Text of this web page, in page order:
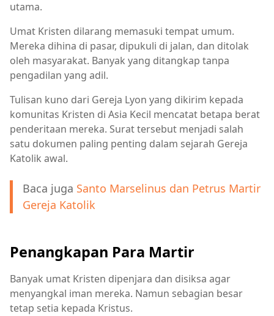
utama.
Umat Kristen dilarang memasuki tempat umum.
Mereka dihina di pasar, dipukuli di jalan, dan ditolak
oleh masyarakat. Banyak yang ditangkap tanpa
pengadilan yang adil.
Tulisan kuno dari Gereja Lyon yang dikirim kepada
komunitas Kristen di Asia Kecil mencatat betapa berat
penderitaan mereka. Surat tersebut menjadi salah
satu dokumen paling penting dalam sejarah Gereja
Katolik awal.
Baca juga Santo Marselinus dan Petrus Martir
Gereja Katolik
Penangkapan Para Martir
Banyak umat Kristen dipenjara dan disiksa agar
menyangkal iman mereka. Namun sebagian besar
tetap setia kepada Kristus.